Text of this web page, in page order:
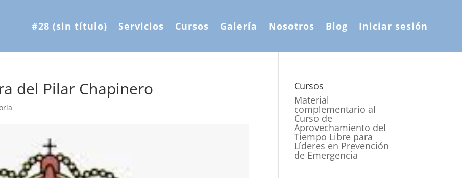
#28 (sin título) Servicios Cursos Galería Nosotros Blog Iniciar sesión
del Pilar Chapinero
Cursos
Material
complementario al
Curso de
Aprovechamiento del
Tiempo Libre para
Líderes en Prevención
de Emergencia